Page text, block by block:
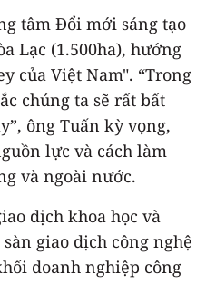
tâm Đổi mới sáng tạo
Lạc (1.500ha), hướng
của Việt Nam". “Trong
chúng ta sẽ rất bất
ông Tuấn kỳ vọng,
lực và cách làm
và ngoài nước.
dịch khoa học và
giao dịch công nghệ
doanh nghiệp công